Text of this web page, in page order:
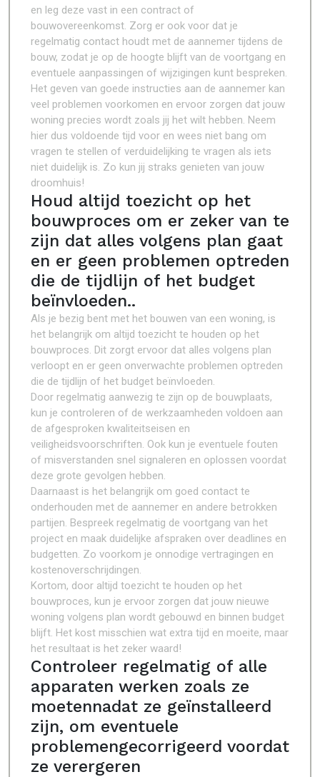
en leg deze vast in een contract of
bouwovereenkomst. Zorg er ook voor dat je
regelmatig contact houdt met de aannemer tijdens de
bouw, zodat je op de hoogte blijft van de voortgang en
eventuele aanpassingen of wijzigingen kunt bespreken.
Het geven van goede instructies aan de aannemer kan
veel problemen voorkomen en ervoor zorgen dat jouw
woning precies wordt zoals jij het wilt hebben. Neem
hier dus voldoende tijd voor en wees niet bang om
vragen te stellen of verduidelijking te vragen als iets
niet duidelijk is. Zo kun jij straks genieten van jouw
droomhuis!
Houd altijd toezicht op het
bouwproces om er zeker van te
zijn dat alles volgens plan gaat
en er geen problemen optreden
die de tijdlijn of het budget
beïnvloeden..
Als je bezig bent met het bouwen van een woning, is
het belangrijk om altijd toezicht te houden op het
bouwproces. Dit zorgt ervoor dat alles volgens plan
verloopt en er geen onverwachte problemen optreden
die de tijdlijn of het budget beïnvloeden.
Door regelmatig aanwezig te zijn op de bouwplaats,
kun je controleren of de werkzaamheden voldoen aan
de afgesproken kwaliteitseisen en
veiligheidsvoorschriften. Ook kun je eventuele fouten
of misverstanden snel signaleren en oplossen voordat
deze grote gevolgen hebben.
Daarnaast is het belangrijk om goed contact te
onderhouden met de aannemer en andere betrokken
partijen. Bespreek regelmatig de voortgang van het
project en maak duidelijke afspraken over deadlines en
budgetten. Zo voorkom je onnodige vertragingen en
kostenoverschrijdingen.
Kortom, door altijd toezicht te houden op het
bouwproces, kun je ervoor zorgen dat jouw nieuwe
woning volgens plan wordt gebouwd en binnen budget
blijft. Het kost misschien wat extra tijd en moeite, maar
het resultaat is het zeker waard!
Controleer regelmatig of alle
apparaten werken zoals ze
moetennadat ze geïnstalleerd
zijn, om eventuele
problemengecorrigeerd voordat
ze verergeren